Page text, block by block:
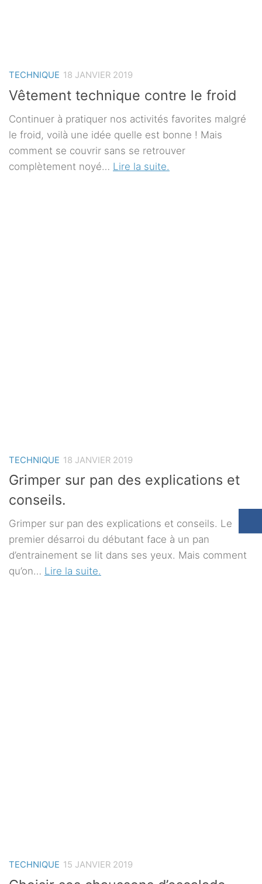
TECHNIQUE 18 JANVIER 2019
Vêtement technique contre le froid
Continuer à pratiquer nos activités favorites malgré
le froid, voilà une idée quelle est bonne ! Mais
comment se couvrir sans se retrouver
complètement noyé… Lire la suite.
TECHNIQUE 18 JANVIER 2019
Grimper sur pan des explications et
conseils.
Grimper sur pan des explications et conseils. Le
premier désarroi du débutant face à un pan
d’entrainement se lit dans ses yeux. Mais comment
qu’on… Lire la suite.
TECHNIQUE 15 JANVIER 2019